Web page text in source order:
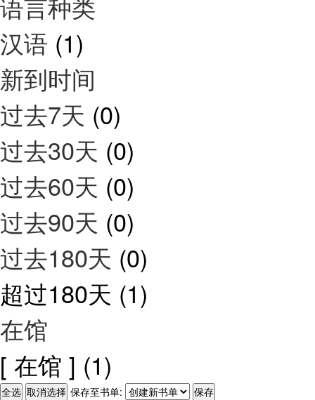
汉语 (1)
新到时间
过去7天 (0)
过去30天 (0)
过去60天 (0)
过去90天 (0)
过去180天 (0)
超过180天 (1)
在馆
[ 在馆 ] (1)
保存至书单: